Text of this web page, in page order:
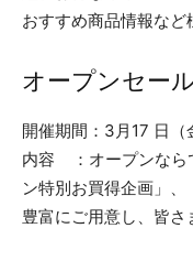
おすすめ商品情報など
オープンセー
開催期間：3月17 日（
内容 ：オープンなら
ン特別お買得企画」
豊富にご用意し、皆さ